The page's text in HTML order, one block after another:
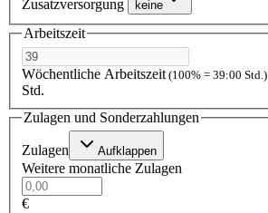
Zusatzversorgung keine
Arbeitszeit
Wöchentliche Arbeitszeit (100% = 39:00 Std.)
Std.
Zulagen und Sonderzahlungen
Zulagen Aufklappen
Weitere monatliche Zulagen
€